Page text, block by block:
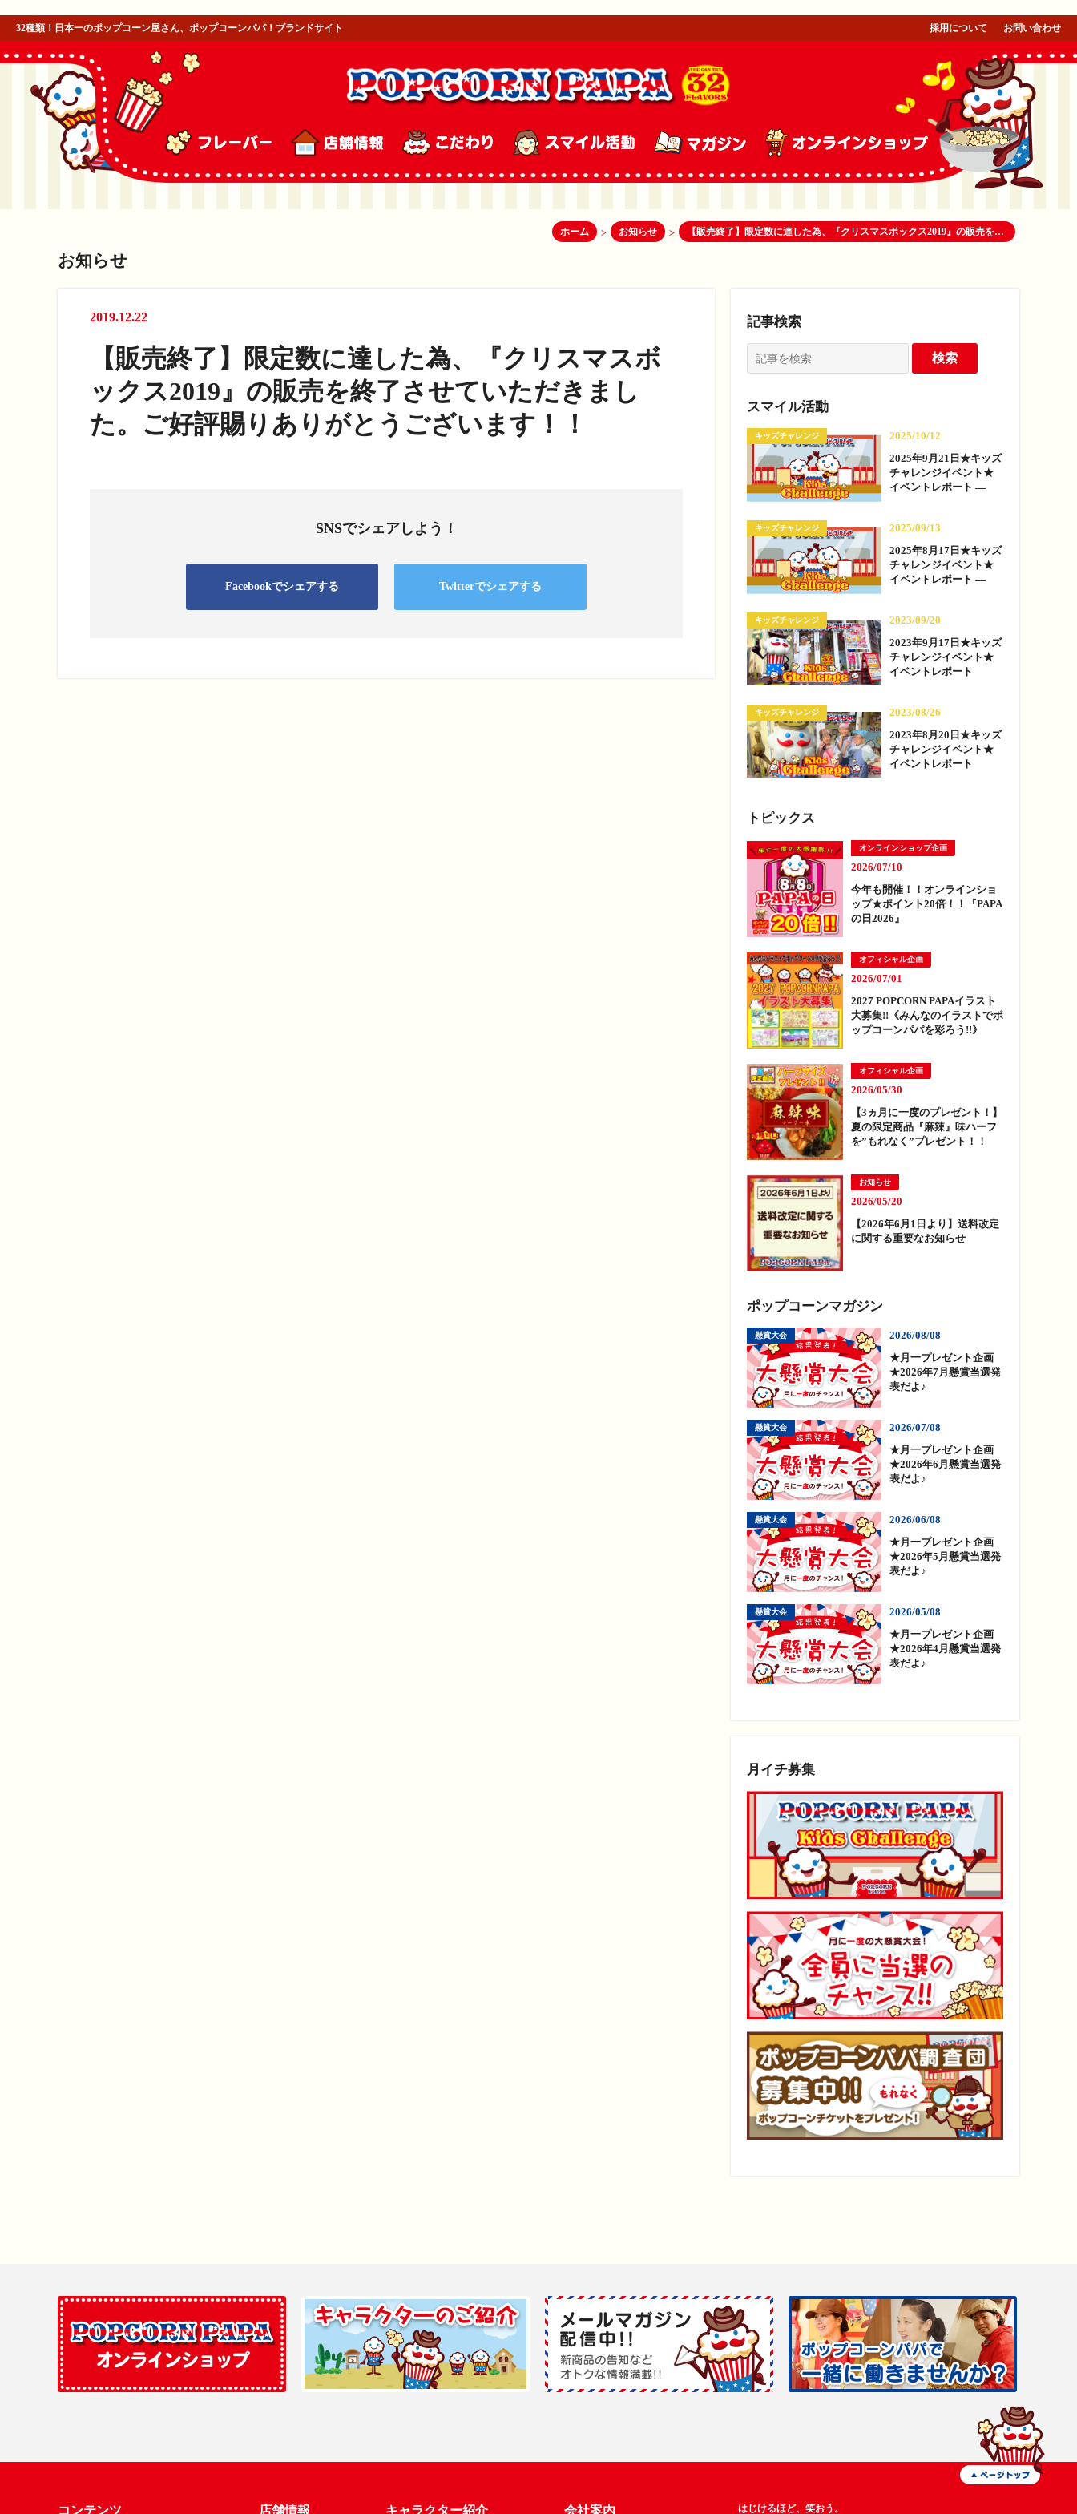
32種類！日本一のポップコーン屋さん、ポップコーンパパ！ブランドサイト 採用について お問い合わせ
ホーム > お知らせ > 【販売終了】限定数に達した為、『クリスマスボックス2019』の販売を終了させていただきました。ご好評賜りありがとうございます！！
お知らせ
2019.12.22
【販売終了】限定数に達した為、『クリスマスボ
ックス2019』の販売を終了させていただきまし
た。ご好評賜りありがとうございます！！
SNSでシェアしよう！
Facebookでシェアする Twitterでシェアする
記事検索
スマイル活動
キッズチャレンジ
2025/10/12
2025年9月21日★キッズ
チャレンジイベント★
イベントレポート —
キッズチャレンジ
2025/09/13
2025年8月17日★キッズ
チャレンジイベント★
イベントレポート —
キッズチャレンジ
2023/09/20
2023年9月17日★キッズ
チャレンジイベント★
イベントレポート
キッズチャレンジ
2023/08/26
2023年8月20日★キッズ
チャレンジイベント★
イベントレポート
トピックス
オンラインショップ企画
2026/07/10
今年も開催！！オンラインショ
ップ★ポイント20倍！！『PAPA
の日2026』
オフィシャル企画
2026/07/01
2027 POPCORN PAPAイラスト
大募集!!《みんなのイラストでポ
ップコーンパパを彩ろう!!》
オフィシャル企画
2026/05/30
【3ヵ月に一度のプレゼント！】
夏の限定商品『麻辣』味ハーフ
を”もれなく”プレゼント！！
お知らせ
2026/05/20
【2026年6月1日より】送料改定
に関する重要なお知らせ
ポップコーンマガジン
懸賞大会
2026/08/08
★月一プレゼント企画
★2026年7月懸賞当選発
表だよ♪
懸賞大会
2026/07/08
★月一プレゼント企画
★2026年6月懸賞当選発
表だよ♪
懸賞大会
2026/06/08
★月一プレゼント企画
★2026年5月懸賞当選発
表だよ♪
懸賞大会
2026/05/08
★月一プレゼント企画
★2026年4月懸賞当選発
表だよ♪
月イチ募集
コンテンツ 店舗情報 キャラクター紹介 会社案内 はじけるほど、笑おう。